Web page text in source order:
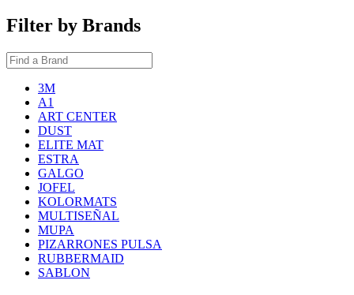
Filter by Brands
3M
A1
ART CENTER
DUST
ELITE MAT
ESTRA
GALGO
JOFEL
KOLORMATS
MULTISEÑAL
MUPA
PIZARRONES PULSA
RUBBERMAID
SABLON